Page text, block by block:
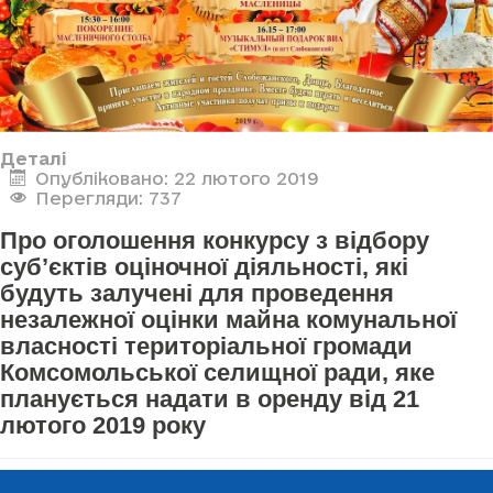
Деталі
Опубліковано: 22 лютого 2019
Перегляди: 737
Про оголошення конкурсу з відбору
суб’єктів оціночної діяльності, які
будуть залучені для проведення
незалежної оцінки майна комунальної
власності територіальної громади
Комсомольської селищної ради, яке
планується надати в оренду від 21
лютого 2019 року